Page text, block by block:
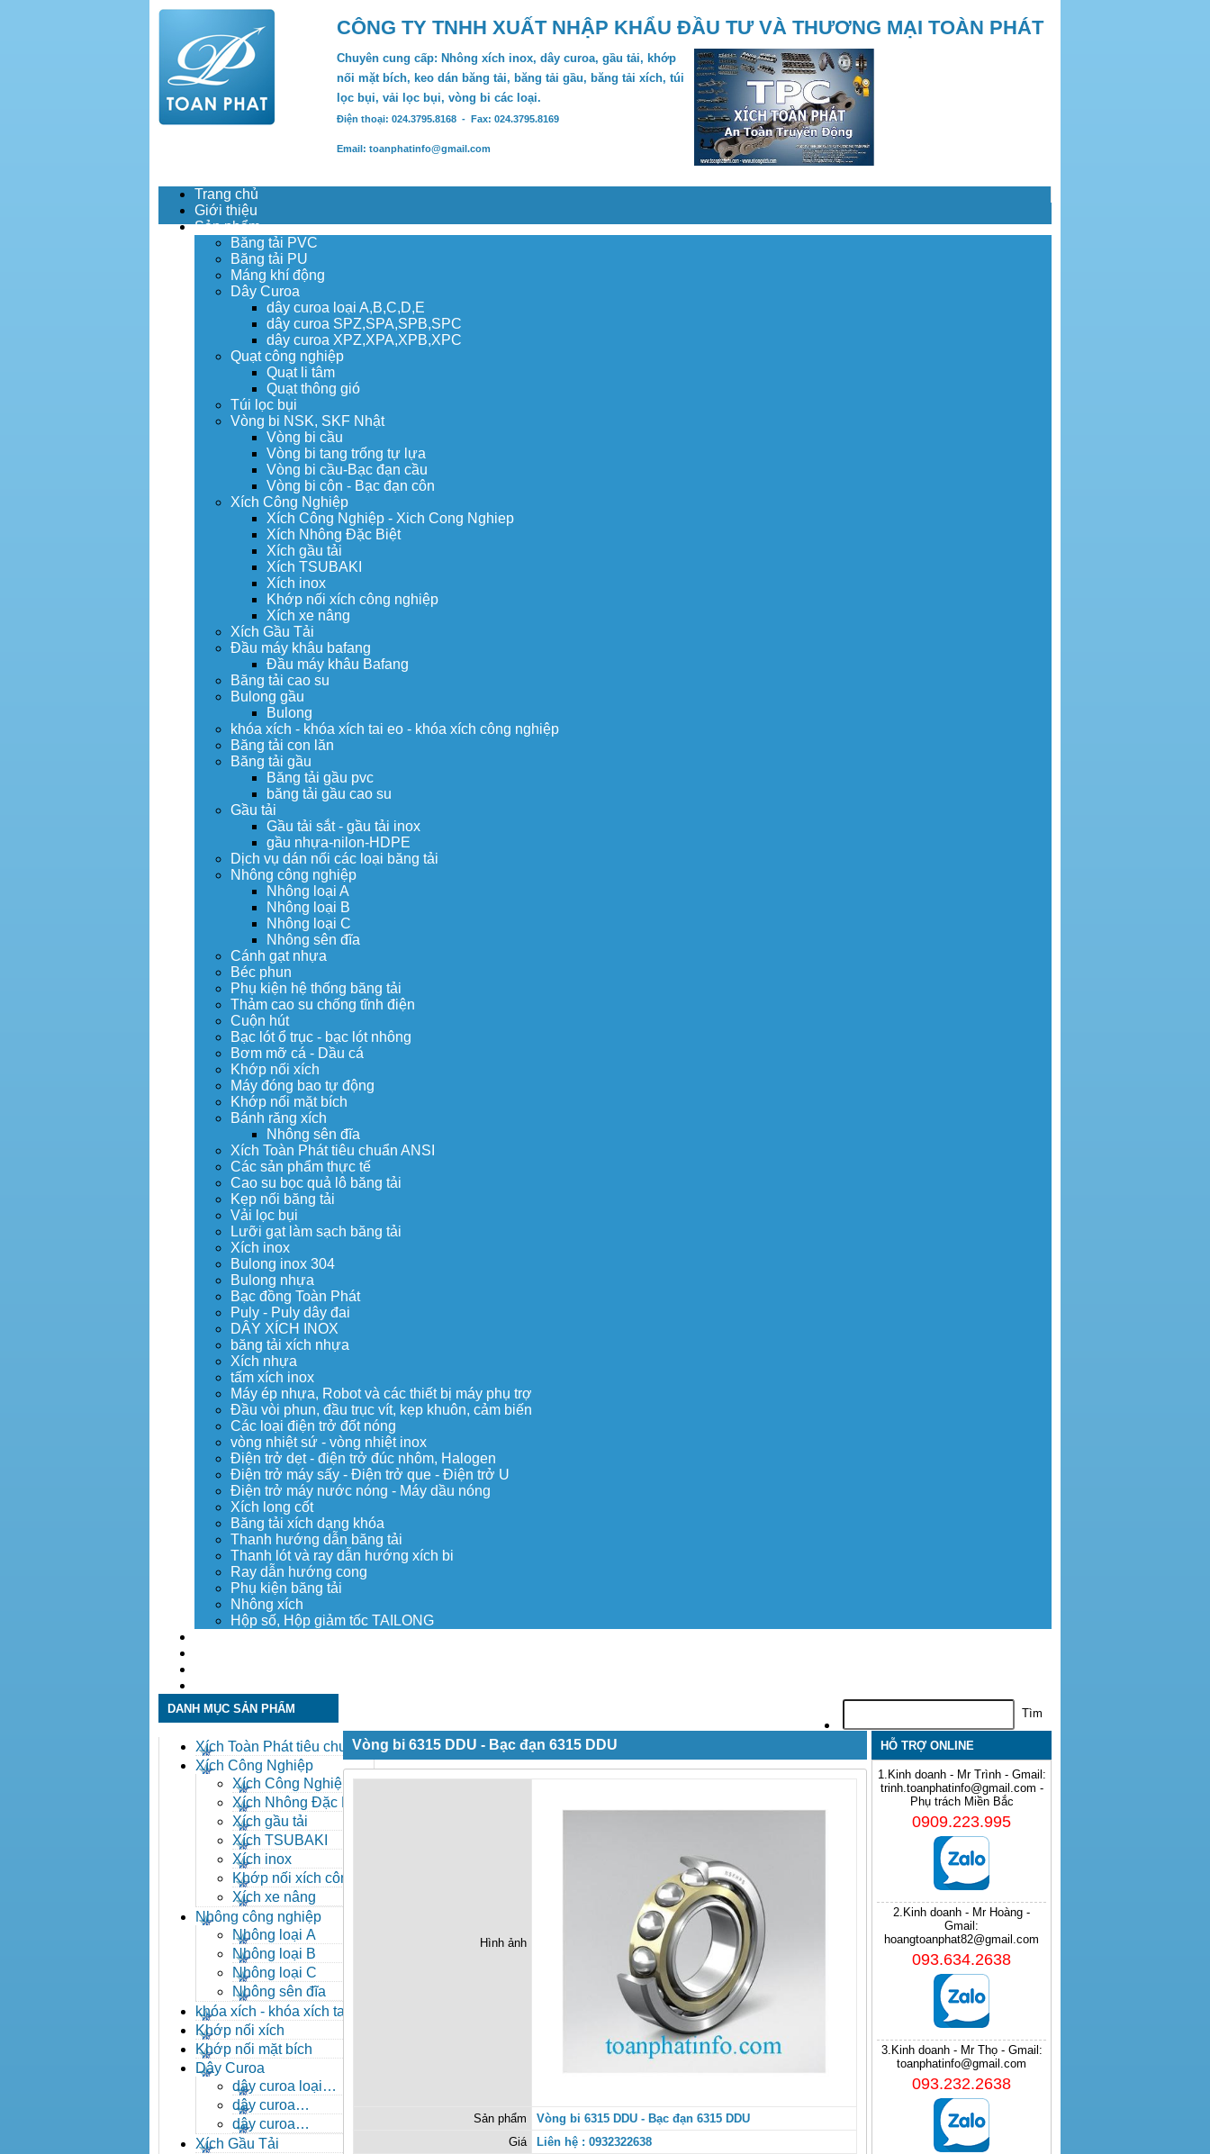
CÔNG TY TNHH XUẤT NHẬP KHẨU ĐẦU TƯ VÀ THƯƠNG MẠI TOÀN PHÁT
Chuyên cung cấp: Nhông xích inox, dây curoa, gầu tải, khớp
nối mặt bích, keo dán băng tải, băng tải gầu, băng tải xích, túi
lọc bụi, vải lọc bụi, vòng bi các loại.
Điện thoại: 024.3795.8168 - Fax: 024.3795.8169
Email: toanphatinfo@gmail.com
Trang chủ
Giới thiệu
Sản phẩm
Băng tải PVC
Băng tải PU
Máng khí động
Dây Curoa
dây curoa loại A,B,C,D,E
dây curoa SPZ,SPA,SPB,SPC
dây curoa XPZ,XPA,XPB,XPC
Quạt công nghiệp
Quạt li tâm
Quạt thông gió
Túi lọc bụi
Vòng bi NSK, SKF Nhật
Vòng bi cầu
Vòng bi tang trống tự lựa
Vòng bi cầu-Bạc đạn cầu
Vòng bi côn - Bạc đạn côn
Xích Công Nghiệp
Xích Công Nghiệp - Xich Cong Nghiep
Xích Nhông Đặc Biệt
Xích gầu tải
Xích TSUBAKI
Xích inox
Khớp nối xích công nghiệp
Xích xe nâng
Xích Gầu Tải
Đầu máy khâu bafang
Đầu máy khâu Bafang
Băng tải cao su
Bulong gầu
Bulong
khóa xích - khóa xích tai eo - khóa xích công nghiệp
Băng tải con lăn
Băng tải gầu
Băng tải gầu pvc
băng tải gầu cao su
Gầu tải
Gầu tải sắt - gầu tải inox
gầu nhựa-nilon-HDPE
Dịch vụ dán nối các loại băng tải
Nhông công nghiệp
Nhông loại A
Nhông loại B
Nhông loại C
Nhông sên đĩa
Cánh gạt nhựa
Béc phun
Phụ kiện hệ thống băng tải
Thảm cao su chống tĩnh điện
Cuộn hút
Bạc lót ổ trục - bạc lót nhông
Bơm mỡ cá - Dầu cá
Khớp nối xích
Máy đóng bao tự động
Khớp nối mặt bích
Bánh răng xích
Nhông sên đĩa
Xích Toàn Phát tiêu chuẩn ANSI
Các sản phẩm thực tế
Cao su bọc quả lô băng tải
Kẹp nối băng tải
Vải lọc bụi
Lưỡi gạt làm sạch băng tải
Xích inox
Bulong inox 304
Bulong nhựa
Bạc đồng Toàn Phát
Puly - Puly dây đai
DÂY XÍCH INOX
băng tải xích nhựa
Xích nhựa
tấm xích inox
Máy ép nhựa, Robot và các thiết bị máy phụ trợ
Đầu vòi phun, đầu trục vít, kẹp khuôn, cảm biến
Các loại điện trở đốt nóng
vòng nhiệt sứ - vòng nhiệt inox
Điện trở dẹt - điện trở đúc nhôm, Halogen
Điện trở máy sấy - Điện trở que - Điện trở U
Điện trở máy nước nóng - Máy dầu nóng
Xích long cốt
Băng tải xích dạng khóa
Thanh hướng dẫn băng tải
Thanh lót và ray dẫn hướng xích bi
Ray dẫn hướng cong
Phụ kiện băng tải
Nhông xích
Hộp số, Hộp giảm tốc TAILONG
DANH MỤC SẢN PHẨM
Xích Toàn Phát tiêu chuẩn
ANSI
Xích Công Nghiệp
Xích Công Nghiệp -
Xich Cong Nghiep
Xích Nhông Đặc Biệt
Xích gầu tải
Xích TSUBAKI
Xích inox
Khớp nối xích công
nghiệp
Xích xe nâng
Nhông công nghiệp
Nhông loại A
Nhông loại B
Nhông loại C
Nhông sên đĩa
khóa xích - khóa xích tai eo
- khóa xích công nghiệp
Khớp nối xích
Khớp nối mặt bích
Dây Curoa
dây curoa loại
A,B,C,D,E
dây curoa
SPZ,SPA,SPB,SPC
dây curoa
XPZ,XPA,XPB,XPC
Xích Gầu Tải
Vòng bi 6315 DDU - Bạc đạn 6315 DDU
Hình ảnh
Sản phẩm
Vòng bi 6315 DDU - Bạc đạn 6315 DDU
Giá
Liên hệ : 0932322638
HỖ TRỢ ONLINE
1.Kinh doanh - Mr Trình - Gmail:
trinh.toanphatinfo@gmail.com -
Phụ trách Miền Bắc
0909.223.995
2.Kinh doanh - Mr Hoàng -
Gmail:
hoangtoanphat82@gmail.com
093.634.2638
3.Kinh doanh - Mr Thọ - Gmail:
toanphatinfo@gmail.com
093.232.2638